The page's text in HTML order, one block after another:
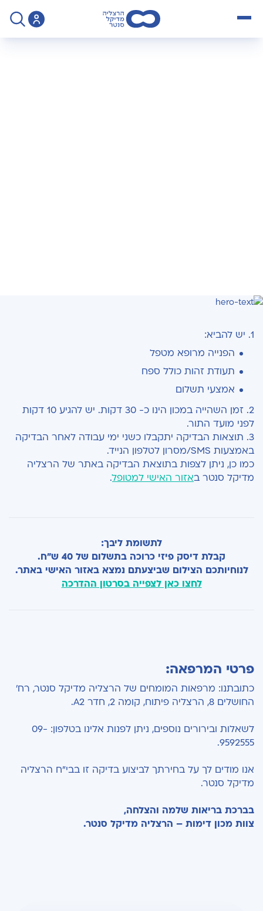
1. יש להביא:
הפנייה מרופא מטפל
תעודת זהות כולל ספח
אמצעי תשלום
2. זמן השהייה במכון הינו כ- 30 דקות. יש להגיע 10 דקות
לפני מועד התור.
3. תוצאות הבדיקה יתקבלו כשני ימי עבודה לאחר הבדיקה
באמצעות SMS/מסרון לטלפון הנייד.
כמו כן, ניתן לצפות בתוצאת הבדיקה באתר של הרצליה
מדיקל סנטר באזור האישי למטופל.
לתשומת ליבך:
קבלת דיסק פיזי כרוכה בתשלום של 40 ש"ח.
לנוחיותכם הצילום שביצעתם נמצא באזור האישי באתר.
לחצו כאן לצפייה בסרטון ההדרכה
פרטי המרפאה:
כתובתנו: מרפאות המומחים של הרצליה מדיקל סנטר, רח'
החושלים 8, הרצליה פיתוח, קומה 2, חדר A2.
לשאלות ובירורים נוספים, ניתן לפנות אלינו בטלפון: 09-
9592555.
אנו מודים לך על בחירתך לביצוע בדיקה זו בבי"ח הרצליה
מדיקל סנטר.
בברכת בריאות שלמה והצלחה,
צוות מכון דימות – הרצליה מדיקל סנטר.